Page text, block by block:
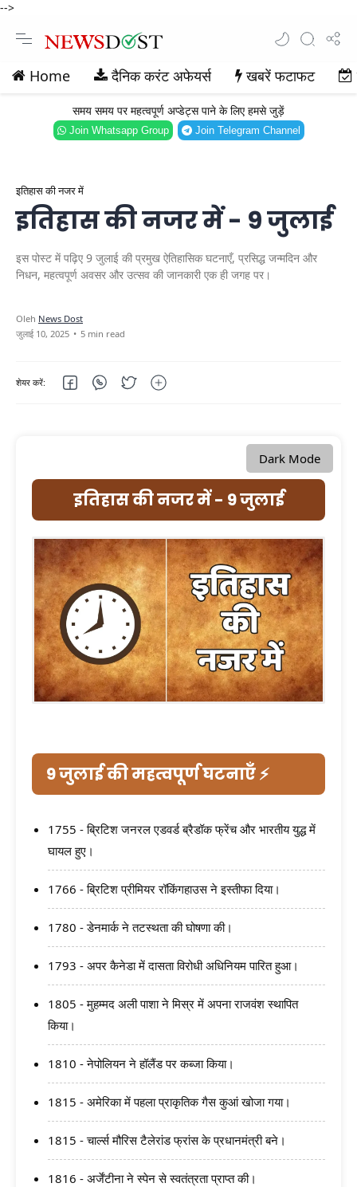
-->
Home दैनिक करंट अफेयर्स खबरें फटाफट
समय समय पर महत्वपूर्ण अप्डेट्स पाने के लिए हमसे जुड़ें
Join Whatsapp Group Join Telegram Channel
इतिहास की नजर में
इतिहास की नजर में - 9 जुलाई
इस पोस्ट में पढ़िए 9 जुलाई की प्रमुख ऐतिहासिक घटनाएँ, प्रसिद्ध जन्मदिन और
निधन, महत्वपूर्ण अवसर और उत्सव की जानकारी एक ही जगह पर।
5 min read
Dark Mode
इतिहास की नजर में - 9 जुलाई
9 जुलाई की महत्वपूर्ण घटनाएँ ⚡
1755 - ब्रिटिश जनरल एडवर्ड ब्रैडॉक फ्रेंच और भारतीय युद्ध में
घायल हुए।
1766 - ब्रिटिश प्रीमियर रॉकिंगहाउस ने इस्तीफा दिया।
1780 - डेनमार्क ने तटस्थता की घोषणा की।
1793 - अपर कैनेडा में दासता विरोधी अधिनियम पारित हुआ।
1805 - मुहम्मद अली पाशा ने मिस्र में अपना राजवंश स्थापित
किया।
1810 - नेपोलियन ने हॉलैंड पर कब्जा किया।
1815 - अमेरिका में पहला प्राकृतिक गैस कुआं खोजा गया।
1815 - चार्ल्स मौरिस टैलेरांड फ्रांस के प्रधानमंत्री बने।
1816 - अर्जेंटीना ने स्पेन से स्वतंत्रता प्राप्त की।